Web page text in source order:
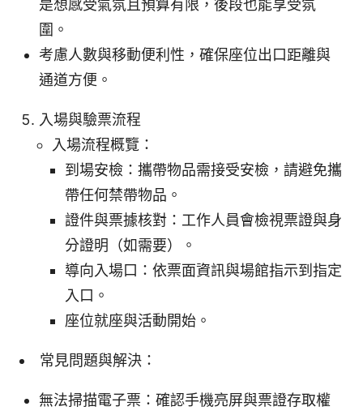
是想感受氣氛且預算有限，後段也能享受氛
圍。
考慮人數與移動便利性，確保座位出口距離與
通道方便。
入場與驗票流程
入場流程概覽：
到場安檢：攜帶物品需接受安檢，請避免攜
帶任何禁帶物品。
證件與票據核對：工作人員會檢視票證與身
分證明（如需要）。
導向入場口：依票面資訊與場館指示到指定
入口。
座位就座與活動開始。
常見問題與解決：
無法掃描電子票：確認手機亮屏與票證存取權